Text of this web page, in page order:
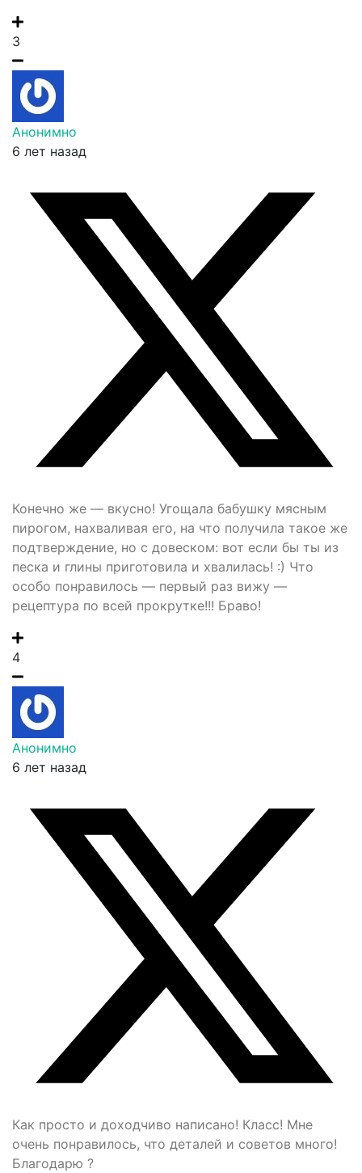
3
Анонимно
6 лет назад
Конечно же — вкусно! Угощала бабушку мясным
пирогом, нахваливая его, на что получила такое же
подтверждение, но с довеском: вот если бы ты из
песка и глины приготовила и хвалилась! :) Что
особо понравилось — первый раз вижу —
рецептура по всей прокрутке!!! Браво!
4
Анонимно
6 лет назад
Как просто и доходчиво написано! Класс! Мне
очень понравилось, что деталей и советов много!
Благодарю ?